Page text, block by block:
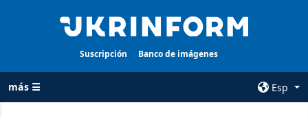
Suscripción Banco de imágenes
más ☰
Esp